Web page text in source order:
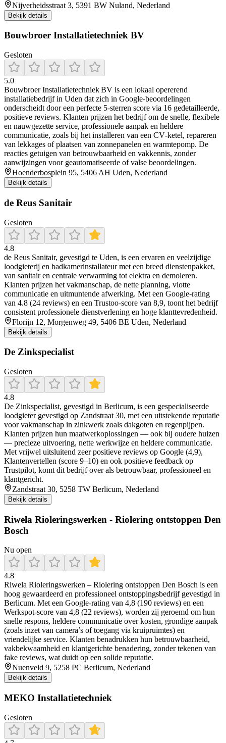
Nijverheidsstraat 3, 5391 BW Nuland, Nederland
Bekijk details
Bouwbroer Installatietechniek BV
Gesloten
5.0
Bouwbroer Installatietechniek BV is een lokaal opererend
installatiebedrijf in Uden dat zich in Google-beoordelingen
onderscheidt door een perfecte 5‑sterren score via 16 gedetailleerde,
positieve reviews. Klanten prijzen het bedrijf om de snelle, flexibele
en nauwgezette service, professionele aanpak en heldere
communicatie, zoals bij het installeren van een CV‑ketel, repareren
van lekkages of plaatsen van zonnepanelen en warmtepomp. De
reacties getuigen van betrouwbaarheid en vakkennis, zonder
aanwijzingen voor geautomatiseerde of valse beoordelingen.
Hoenderbosplein 95, 5406 AH Uden, Nederland
Bekijk details
de Reus Sanitair
Gesloten
4.8
de Reus Sanitair, gevestigd te Uden, is een ervaren en veelzijdige
loodgieterij en badkamerinstallateur met een breed dienstenpakket,
van sanitair en centrale verwarming tot elektra en demoleren.
Klanten prijzen het vakmanschap, de nette planning, vlotte
communicatie en uitmuntende afwerking. Met een Google-rating
van 4.8 (24 reviews) en een Trustoo-score van 8,9, toont het bedrijf
consistent professionele dienstverlening en hoge klanttevredenheid.
Florijn 12, Morgenweg 49, 5406 BE Uden, Nederland
Bekijk details
De Zinkspecialist
Gesloten
4.8
De Zinkspecialist, gevestigd in Berlicum, is een gespecialiseerde
loodgieter gevestigd op Zandstraat 30, met een uitstekende reputatie
voor vakmanschap in zinkwerk zoals dakgoten en regenpijpen.
Klanten prijzen hun maatwerkoplossingen — ook bij oudere huizen
— precieze uitvoering, nette werkwijze en heldere communicatie.
Met vrijwel uitsluitend zeer positieve reviews op Google (4,9),
Klantenvertellen (score 9–10) en ook positieve feedback op
Trustpilot, komt dit bedrijf over als betrouwbaar, professioneel en
klantgericht.
Zandstraat 30, 5258 TW Berlicum, Nederland
Bekijk details
Riwela Rioleringswerken - Riolering ontstoppen Den
Bosch
Nu open
4.8
Riwela Rioleringswerken – Riolering ontstoppen Den Bosch is een
hoog gewaardeerd en professioneel ontstoppingsbedrijf gevestigd in
Berlicum. Met een Google-rating van 4,8 (190 reviews) en een
Werkspot-score van 4,8 (22 reviews), worden zij geroemd om hun
snelle respons, heldere communicatie over kosten, grondige aanpak
(zoals inzet van camera’s of toegang via kruipruimtes) en
vriendelijke service. Klanten benadrukken hun betrouwbaarheid,
vakbekwaamheid en klantgerichte benadering, zonder tekenen van
fake reviews, wat duidt op een solide reputatie.
Nuenveld 9, 5258 PC Berlicum, Nederland
Bekijk details
MEKO Installatietechniek
Gesloten